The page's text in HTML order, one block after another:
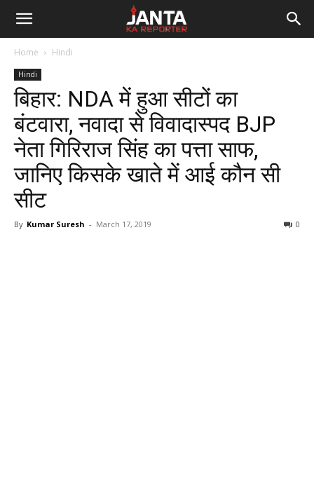
Janta
Reporter
Home Hindi
Hindi
बिहार: NDA में हुआ सीटों का
बंटवारा, नवादा से विवादास्पद BJP
नेता गिरिराज सिंह का पत्ता साफ,
जानिए किसके खाते में आई कौन सी
सीट
By Kumar Suresh - March 17, 2019 0